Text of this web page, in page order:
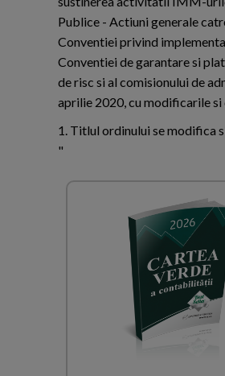
Publice - Actiuni generale
Conventiei privind
Conventiei de garantare si
de risc si al comisionului de
aprilie 2020, cu modificarile
1. Titlul ordinului se modifica
"